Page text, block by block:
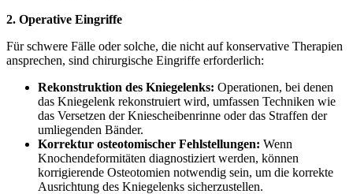
2. Operative Eingriffe
Für schwere Fälle oder solche, die nicht auf konservative Therapien
ansprechen, sind chirurgische Eingriffe erforderlich:
Rekonstruktion des Kniegelenks: Operationen, bei denen
das Kniegelenk rekonstruiert wird, umfassen Techniken wie
das Versetzen der Kniescheibenrinne oder das Straffen der
umliegenden Bänder.
Korrektur osteotomischer Fehlstellungen: Wenn
Knochendeformitäten diagnostiziert werden, können
korrigierende Osteotomien notwendig sein, um die korrekte
Ausrichtung des Kniegelenks sicherzustellen.